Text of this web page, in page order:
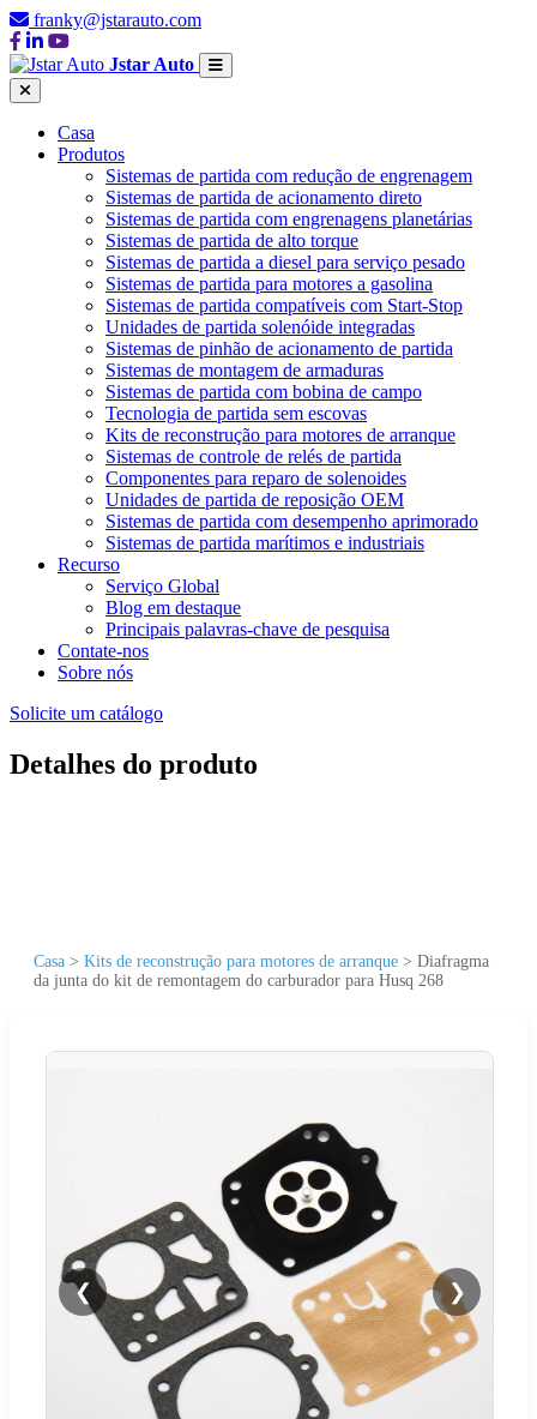
franky@jstarauto.com
Jstar Auto
Casa
Produtos
Sistemas de partida com redução de engrenagem
Sistemas de partida de acionamento direto
Sistemas de partida com engrenagens planetárias
Sistemas de partida de alto torque
Sistemas de partida a diesel para serviço pesado
Sistemas de partida para motores a gasolina
Sistemas de partida compatíveis com Start-Stop
Unidades de partida solenóide integradas
Sistemas de pinhão de acionamento de partida
Sistemas de montagem de armaduras
Sistemas de partida com bobina de campo
Tecnologia de partida sem escovas
Kits de reconstrução para motores de arranque
Sistemas de controle de relés de partida
Componentes para reparo de solenoides
Unidades de partida de reposição OEM
Sistemas de partida com desempenho aprimorado
Sistemas de partida marítimos e industriais
Recurso
Serviço Global
Blog em destaque
Principais palavras-chave de pesquisa
Contate-nos
Sobre nós
Solicite um catálogo
Detalhes do produto
Casa > Kits de reconstrução para motores de arranque > Diafragma
da junta do kit de remontagem do carburador para Husq 268
❮ ❯